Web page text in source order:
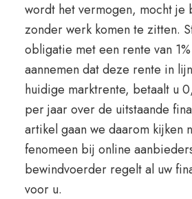
wordt het vermogen, mocht je
zonder werk komen te zitten.
obligatie met een rente van
aannemen dat deze rente in
huidige marktrente, betaalt u
per jaar over de uitstaande
artikel gaan we daarom kijken
fenomeen bij online
bewindvoerder regelt al uw
voor u.